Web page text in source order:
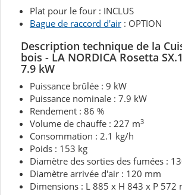
Plat pour le four : INCLUS
Bague de raccord d'air : OPTION
Description technique de la
bois - LA NORDICA Rosetta
7.9 kW
Puissance brûlée : 9 kW
Puissance nominale : 7.9 kW
Rendement : 86 %
Volume de chauffe : 227 m3
Consommation : 2.1 kg/h
Poids : 153 kg
Diamètre des sorties des fumées :
Diamètre arrivée d'air : 120 mm
Dimensions : L 885 x H 843 x P 572